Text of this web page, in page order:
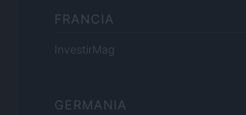
FRANCIA
InvestirMag
GERMANIA